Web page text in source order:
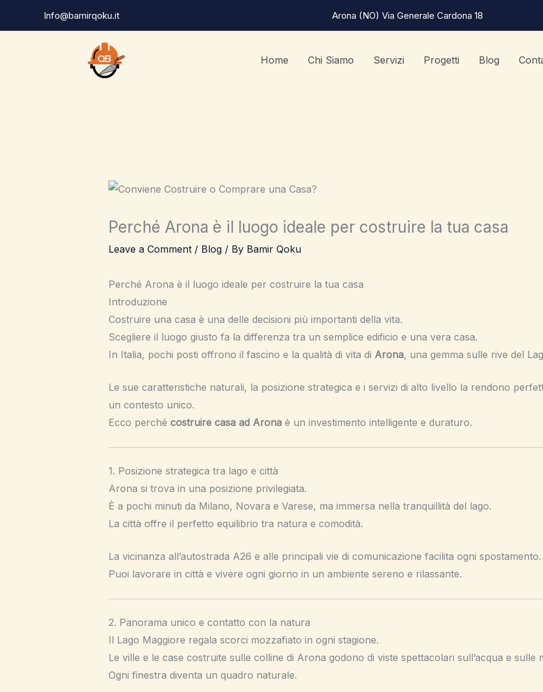
Info@bamirqoku.it Arona (NO) Via Generale Cardona 18
Home Chi Siamo Servizi Progetti Blog
Perché Arona è il luogo ideale per costruire la tua casa
Leave a Comment / Blog/ By Bamir Qoku
Perché Arona è il luogo ideale per costruire la tua casa
Introduzione
Costruire una casa è una delle decisioni più importanti della vita.
Scegliere il luogo giusto fa la differenza tra un semplice edificio e una vera casa.
In Italia, pochi posti offrono il fascino e la qualità di vita di Arona, una gemma sulle rive del
Le sue caratteristiche naturali, la posizione strategica e i servizi di alto livello la rendono
un contesto unico.
Ecco perché costruire casa ad Aronaè un investimento intelligente e duraturo.
1. Posizione strategica tra lago e città
Arona si trova in una posizione privilegiata.
È a pochi minuti da Milano, Novara e Varese, ma immersa nella tranquillità del lago.
La città offre il perfetto equilibrio tra natura e comodità.
La vicinanza all’autostrada A26 e alle principali vie di comunicazione facilita ogni spostamento.
Puoi lavorare in città e vivere ogni giorno in un ambiente sereno e rilassante.
2. Panorama unico e contatto con la natura
Il Lago Maggiore regala scorci mozzafiato in ogni stagione.
Le ville e le case costruite sulle colline di Arona godono di viste spettacolari sull’acqua e sulle
Ogni finestra diventa un quadro naturale.